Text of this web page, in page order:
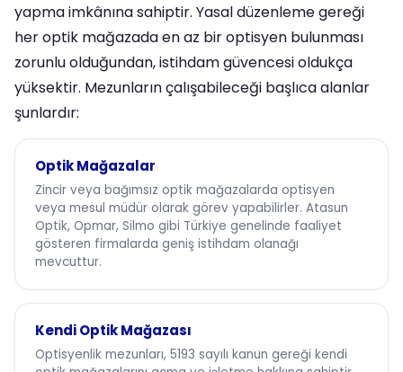
yapma imkânına sahiptir. Yasal düzenleme gereği
her optik mağazada en az bir optisyen bulunması
zorunlu olduğundan, istihdam güvencesi oldukça
yüksektir. Mezunların çalışabileceği başlıca alanlar
şunlardır:
Optik Mağazalar
Zincir veya bağımsız optik mağazalarda optisyen
veya mesul müdür olarak görev yapabilirler. Atasun
Optik, Opmar, Silmo gibi Türkiye genelinde faaliyet
gösteren firmalarda geniş istihdam olanağı
mevcuttur.
Kendi Optik Mağazası
Optisyenlik mezunları, 5193 sayılı kanun gereği kendi